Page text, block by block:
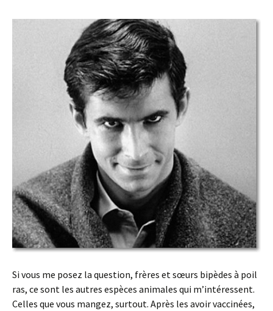
Si vous me posez la question, frères et sœurs bipèdes à poil
ras, ce sont les autres espèces animales qui m’intéressent.
Celles que vous mangez, surtout. Après les avoir vaccinées,